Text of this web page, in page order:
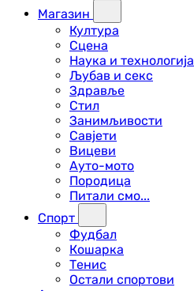
Магазин
Култура
Сцена
Наука и технологија
Љубав и секс
Здравље
Стил
Занимљивости
Савјети
Вицеви
Ауто-мото
Породица
Питали смо...
Спорт
Фудбал
Кошарка
Тенис
Остали спортови